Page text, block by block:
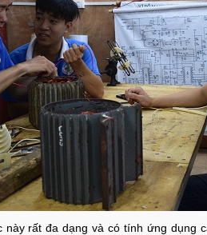
này rất đa dạng và có tính ứng dụng